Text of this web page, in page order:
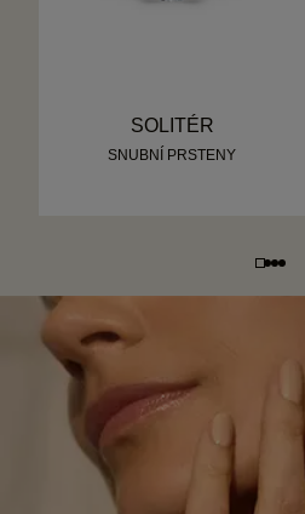
SOLITÉR
SNUBNÍ PRSTENY